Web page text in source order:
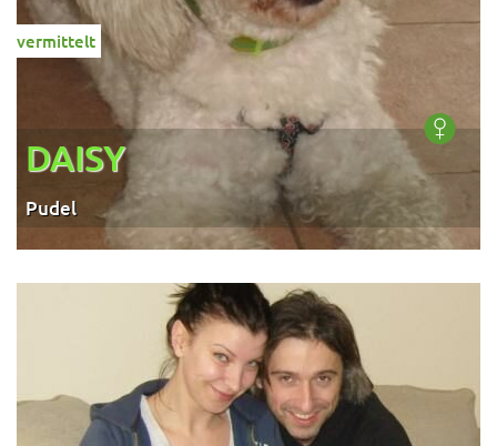
vermittelt
DAISY
Pudel